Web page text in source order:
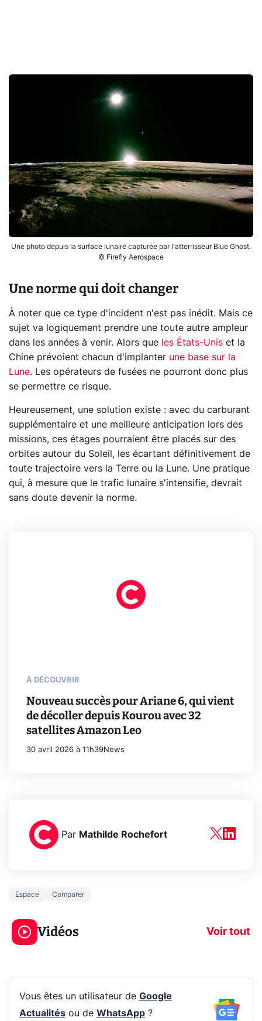
Une photo depuis la surface lunaire capturée par l'atterrisseur Blue Ghost.
© Firefly Aerospace
Une norme qui doit changer
À noter que ce type d'incident n'est pas inédit. Mais ce
sujet va logiquement prendre une toute autre ampleur
dans les années à venir. Alors que les États-Unis et la
Chine prévoient chacun d'implanter une base sur la
Lune. Les opérateurs de fusées ne pourront donc plus
se permettre ce risque.
Heureusement, une solution existe : avec du carburant
supplémentaire et une meilleure anticipation lors des
missions, ces étages pourraient être placés sur des
orbites autour du Soleil, les écartant définitivement de
toute trajectoire vers la Terre ou la Lune. Une pratique
qui, à mesure que le trafic lunaire s'intensifie, devrait
sans doute devenir la norme.
À DÉCOUVRIR
Nouveau succès pour Ariane 6, qui vient
de décoller depuis Kourou avec 32
satellites Amazon Leo
30 avril 2026 à 11h39News
Par Mathilde Rochefort
Espace Comparer
Vidéos Voir tout
3 écrans en 1 pour
319€ ? Voici L'AOC
CQ32G4ZA !
prochaine
Vous êtes un utilisateur de Google
Actualitésou de WhatsApp?